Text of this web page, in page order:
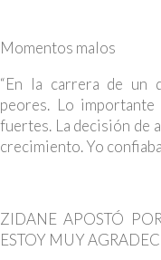
Momentos malos
“En la carrera de un
peores. Lo
fuertes. La decisión de
crecimiento. Yo
ZIDANE APOSTÓ
ESTOY MUY